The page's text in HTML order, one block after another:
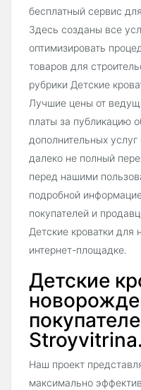
бесплатный сервис
Здесь созданы все
оптимизировать
товаров для
рубрики Детские
Лучшие цены от
платы за публикацию
дополнительных
далеко не полный
перед нашими
подробной
покупателей и
Детские кроватки
интернет-площадке.
Детские
Наш проект
максимально